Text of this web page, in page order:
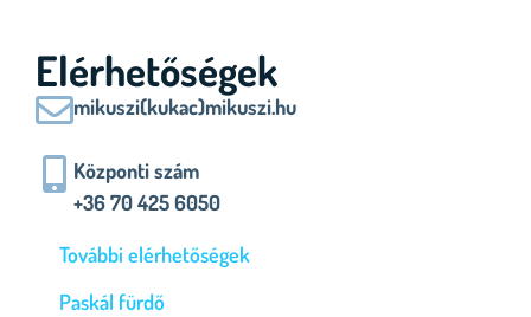
Elérhetőségek
mikuszi(kukac)mikuszi.hu
Központi szám
+36 70 425 6050
További elérhetőségek
Paskál fürdő